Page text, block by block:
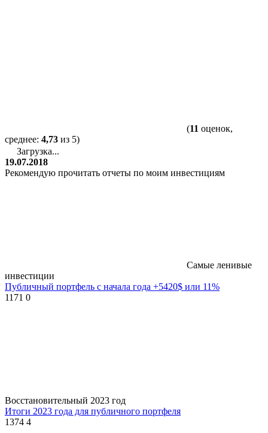
(11 оценок,
среднее: 4,73 из 5)
Загрузка...
19.07.2018
Рекомендую прочитать отчеты по моим инвестициям
Самые ленивые
инвестиции
Публичный портфель с начала года +5420$ или 11%
1171 0
Восстановительный 2023 год
Итоги 2023 года для публичного портфеля
1374 4